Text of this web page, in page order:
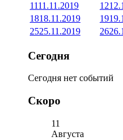
1111.11.2019 12
1818.11.2019 19
2525.11.2019 26
Сегодня
Сегодня нет событий
Скоро
11
Августа